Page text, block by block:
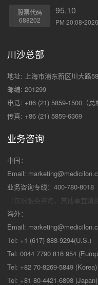
股票代码
688202
95.10
PM
川沙总部
地址: 上海市浦东新区川大路
邮编: 201299
电话: +86 (21) 5859-1500（总
传真: +86 (21) 5859-6369
业务咨询
中国：
Email:
业务咨询专线：400-780-8018
海外：
Email:
Tel: +1 (617) 888-9294(U.S.)
Tel: 0044 7790 816 954
Tel: +82 70-8269-5849 (Korea)
Tel: +81 80-4421-6898 (Japan)